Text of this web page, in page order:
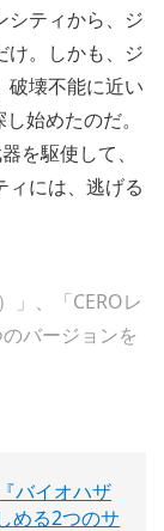
シティから、ジ
け。しかも、ジ
破壊不能に近い
始めたのだ。
を駆使して、
ィには、逃げる
」、「CEROレ
バージョンを
バイオハザ
める2つのサ